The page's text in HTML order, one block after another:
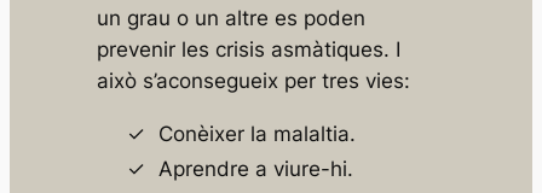
un grau o un altre es poden
prevenir les crisis asmàtiques. I
això s’aconsegueix per tres vies:
Conèixer la malaltia.
Aprendre a viure-hi.